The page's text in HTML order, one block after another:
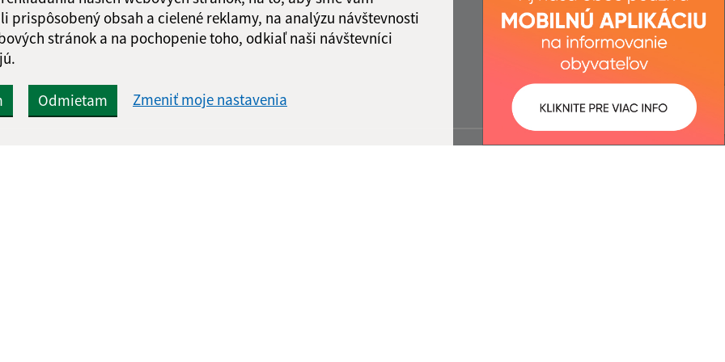
prispôsobený obsah a cielené reklamy, na analýzu návštevnosti
stránok a na pochopenie toho, odkiaľ naši návštevníci
Odmietam Zmeniť moje nastavenia
Google reCaptcha Response
Odoslať správu